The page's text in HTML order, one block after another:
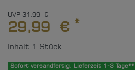
UVP 31,99 €
29,99 € *
Inhalt 1 Stück
Sofort versandfertig, Lieferzeit 1-3 Tage**